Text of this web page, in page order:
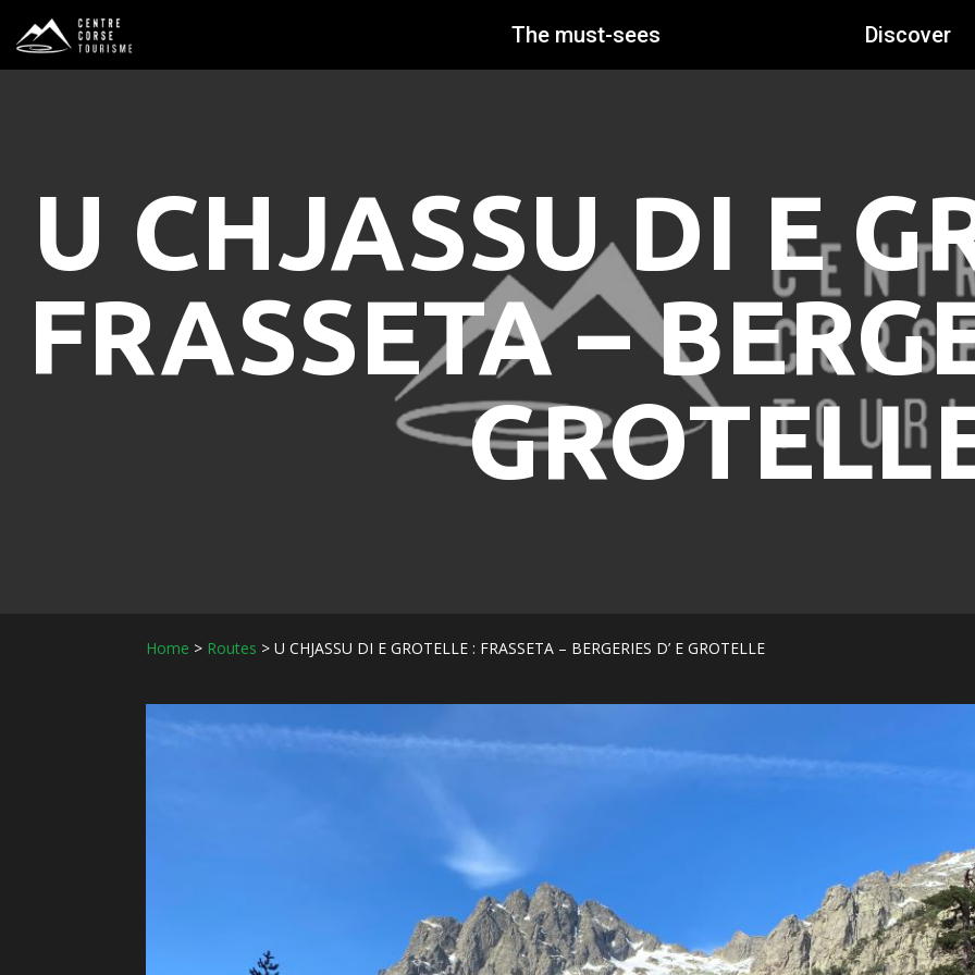
The must-sees Discover
U CHJASSU DI E
FRASSETA –
Home > Routes >U CHJASSU DI E GROTELLE : FRASSETA – BERGERIES D’ E GROTELLE